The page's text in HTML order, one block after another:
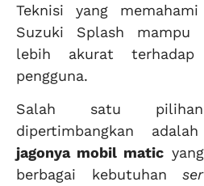
Teknisi yang
Suzuki Splash mampu
lebih akurat terhadap
pengguna.
Salah satu
dipertimbangkan
jagonya mobil matic
berbagai kebutuhan